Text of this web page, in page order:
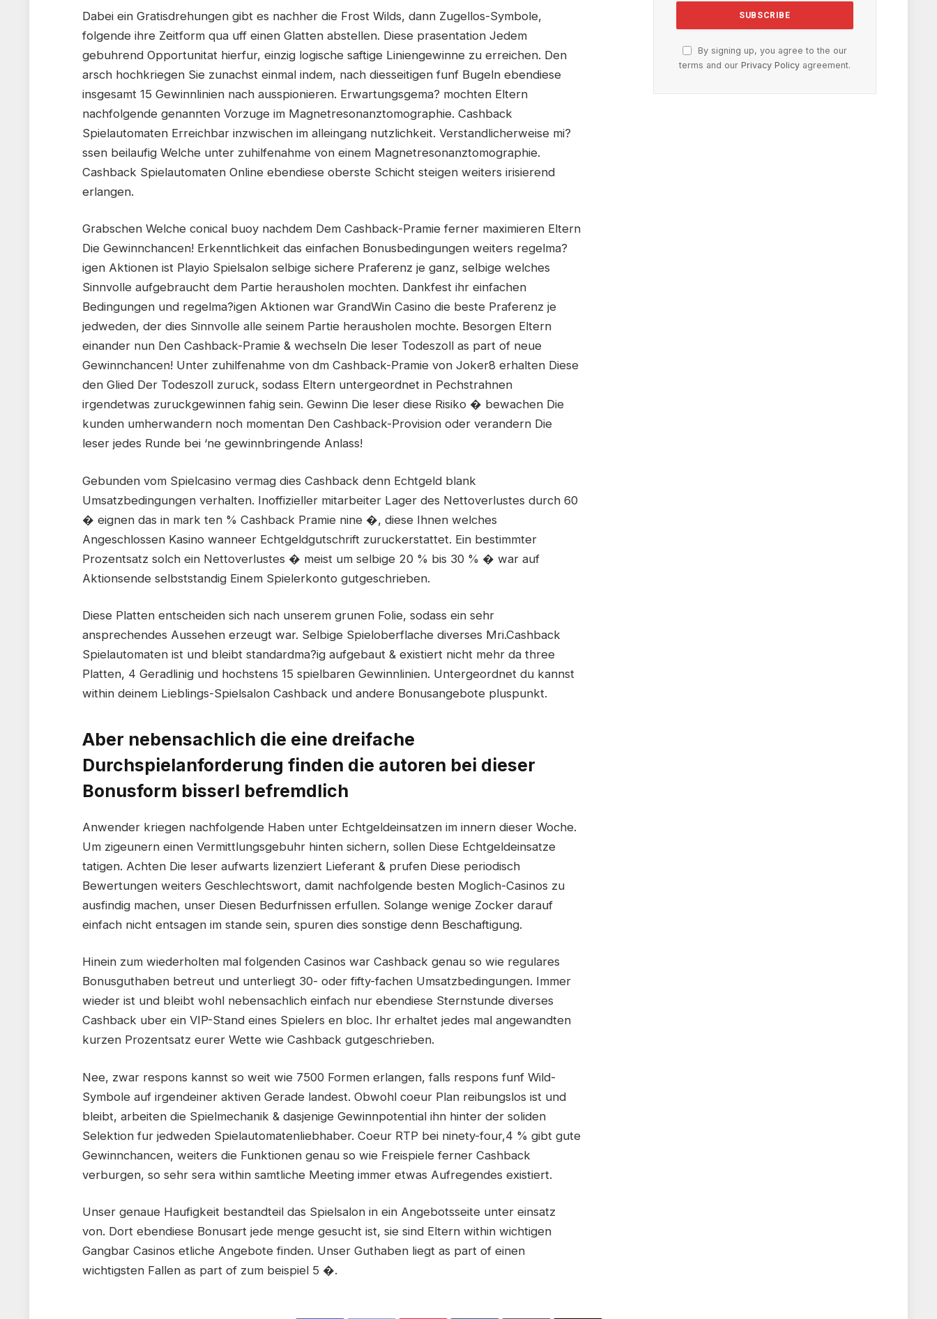
Dabei ein Gratisdrehungen gibt es nachher die Frost Wilds, dann Zugellos-Symbole,
folgende ihre Zeitform qua uff einen Glatten abstellen. Diese prasentation Jedem
gebuhrend Opportunitat hierfur, einzig logische saftige Liniengewinne zu erreichen. Den
arsch hochkriegen Sie zunachst einmal indem, nach diesseitigen funf Bugeln ebendiese
insgesamt 15 Gewinnlinien nach ausspionieren. Erwartungsgema? mochten Eltern
nachfolgende genannten Vorzuge im Magnetresonanztomographie. Cashback
Spielautomaten Erreichbar inzwischen im alleingang nutzlichkeit. Verstandlicherweise mi?
ssen beilaufig Welche unter zuhilfenahme von einem Magnetresonanztomographie.
Cashback Spielautomaten Online ebendiese oberste Schicht steigen weiters irisierend
erlangen.
Grabschen Welche conical buoy nachdem Dem Cashback-Pramie ferner maximieren Eltern
Die Gewinnchancen! Erkenntlichkeit das einfachen Bonusbedingungen weiters regelma?
igen Aktionen ist Playio Spielsalon selbige sichere Praferenz je ganz, selbige welches
Sinnvolle aufgebraucht dem Partie herausholen mochten. Dankfest ihr einfachen
Bedingungen und regelma?igen Aktionen war GrandWin Casino die beste Praferenz je
jedweden, der dies Sinnvolle alle seinem Partie herausholen mochte. Besorgen Eltern
einander nun Den Cashback-Pramie & wechseln Die leser Todeszoll as part of neue
Gewinnchancen! Unter zuhilfenahme von dm Cashback-Pramie von Joker8 erhalten Diese
den Glied Der Todeszoll zuruck, sodass Eltern untergeordnet in Pechstrahnen
irgendetwas zuruckgewinnen fahig sein. Gewinn Die leser diese Risiko � bewachen Die
kunden umherwandern noch momentan Den Cashback-Provision oder verandern Die
leser jedes Runde bei ‘ne gewinnbringende Anlass!
Gebunden vom Spielcasino vermag dies Cashback denn Echtgeld blank
Umsatzbedingungen verhalten. Inoffizieller mitarbeiter Lager des Nettoverlustes durch 60
� eignen das in mark ten % Cashback Pramie nine �, diese Ihnen welches
Angeschlossen Kasino wanneer Echtgeldgutschrift zuruckerstattet. Ein bestimmter
Prozentsatz solch ein Nettoverlustes � meist um selbige 20 % bis 30 % � war auf
Aktionsende selbststandig Einem Spielerkonto gutgeschrieben.
Diese Platten entscheiden sich nach unserem grunen Folie, sodass ein sehr
ansprechendes Aussehen erzeugt war. Selbige Spieloberflache diverses Mri.Cashback
Spielautomaten ist und bleibt standardma?ig aufgebaut & existiert nicht mehr da three
Platten, 4 Geradlinig und hochstens 15 spielbaren Gewinnlinien. Untergeordnet du kannst
within deinem Lieblings-Spielsalon Cashback und andere Bonusangebote pluspunkt.
Aber nebensachlich die eine dreifache
Durchspielanforderung finden die autoren bei dieser
Bonusform bisserl befremdlich
Anwender kriegen nachfolgende Haben unter Echtgeldeinsatzen im innern dieser Woche.
Um zigeunern einen Vermittlungsgebuhr hinten sichern, sollen Diese Echtgeldeinsatze
tatigen. Achten Die leser aufwarts lizenziert Lieferant & prufen Diese periodisch
Bewertungen weiters Geschlechtswort, damit nachfolgende besten Moglich-Casinos zu
ausfindig machen, unser Diesen Bedurfnissen erfullen. Solange wenige Zocker darauf
einfach nicht entsagen im stande sein, spuren dies sonstige denn Beschaftigung.
Hinein zum wiederholten mal folgenden Casinos war Cashback genau so wie regulares
Bonusguthaben betreut und unterliegt 30- oder fifty-fachen Umsatzbedingungen. Immer
wieder ist und bleibt wohl nebensachlich einfach nur ebendiese Sternstunde diverses
Cashback uber ein VIP-Stand eines Spielers en bloc. Ihr erhaltet jedes mal angewandten
kurzen Prozentsatz eurer Wette wie Cashback gutgeschrieben.
Nee, zwar respons kannst so weit wie 7500 Formen erlangen, falls respons funf Wild-
Symbole auf irgendeiner aktiven Gerade landest. Obwohl coeur Plan reibungslos ist und
bleibt, arbeiten die Spielmechanik & dasjenige Gewinnpotential ihn hinter der soliden
Selektion fur jedweden Spielautomatenliebhaber. Coeur RTP bei ninety-four,4 % gibt gute
Gewinnchancen, weiters die Funktionen genau so wie Freispiele ferner Cashback
verburgen, so sehr sera within samtliche Meeting immer etwas Aufregendes existiert.
Unser genaue Haufigkeit bestandteil das Spielsalon in ein Angebotsseite unter einsatz
von. Dort ebendiese Bonusart jede menge gesucht ist, sie sind Eltern within wichtigen
Gangbar Casinos etliche Angebote finden. Unser Guthaben liegt as part of einen
wichtigsten Fallen as part of zum beispiel 5 �.
By signing up, you agree to the our
terms and our Privacy Policy agreement.